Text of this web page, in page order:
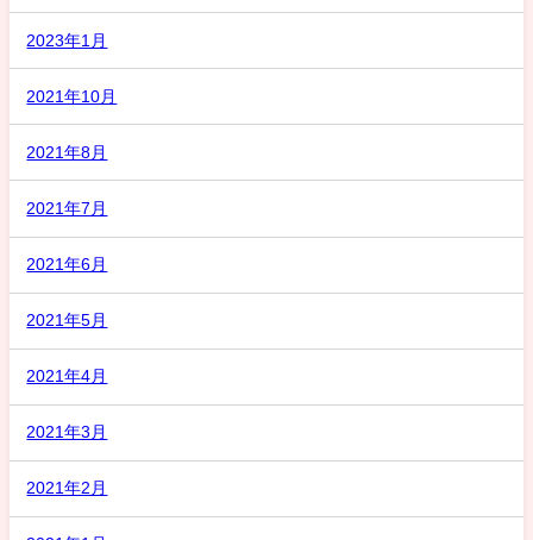
2023年1月
2021年10月
2021年8月
2021年7月
2021年6月
2021年5月
2021年4月
2021年3月
2021年2月